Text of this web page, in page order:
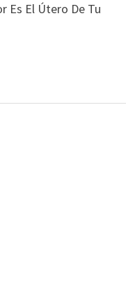
Es El Útero De Tu